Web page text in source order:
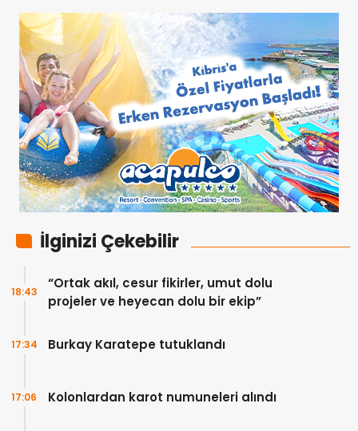
İlginizi Çekebilir
“Ortak akıl, cesur fikirler, umut dolu
projeler ve heyecan dolu bir ekip”
18:43
Burkay Karatepe tutuklandı
17:34
Kolonlardan karot numuneleri alındı
17:06